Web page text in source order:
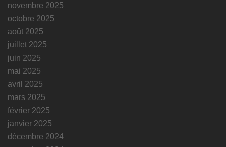
novembre 2025
octobre 2025
août 2025
juillet 2025
juin 2025
mai 2025
avril 2025
mars 2025
février 2025
janvier 2025
décembre 2024